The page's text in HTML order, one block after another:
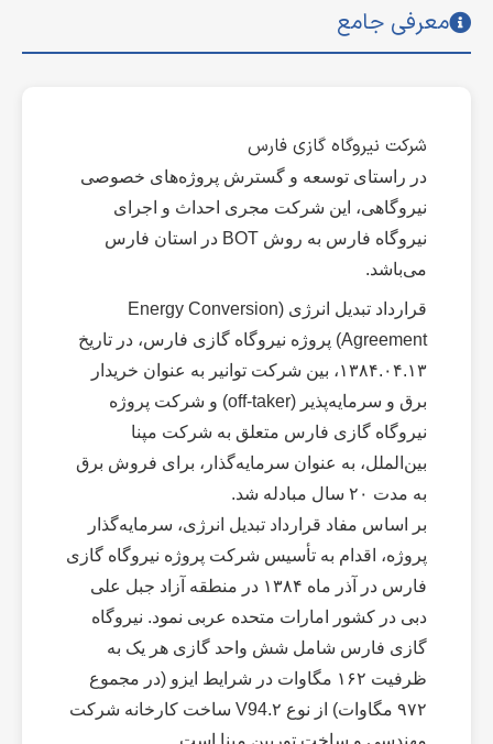
معرفی جامع
شرکت نیروگاه گازی فارس
در راستای توسعه و گسترش پروژه‌های خصوصی
نیروگاهی، این شرکت مجری احداث و اجرای
نیروگاه فارس به روش BOT در استان فارس
می‌باشد.
قرارداد تبدیل انرژی (Energy Conversion
Agreement) پروژه نیروگاه گازی فارس، در تاریخ
۱۳۸۴.۰۴.۱۳، بین شرکت توانیر به عنوان خریدار
برق و سرمایه‌پذیر (off-taker) و شرکت پروژه
نیروگاه گازی فارس متعلق به شرکت مپنا
بین‌الملل، به عنوان سرمایه‌گذار، برای فروش برق
به مدت ۲۰ سال مبادله شد.
بر اساس مفاد قرارداد تبدیل انرژی، سرمایه‌گذار
پروژه، اقدام به تأسیس شرکت پروژه نیروگاه گازی
فارس در آذر ماه ۱۳۸۴ در منطقه آزاد جبل علی
دبی در کشور امارات متحده عربی نمود. نیروگاه
گازی فارس شامل شش واحد گازی هر یک به
ظرفیت ۱۶۲ مگاوات در شرایط ایزو (در مجموع
۹۷۲ مگاوات) از نوع V94.۲ ساخت کارخانه شرکت
مهندسی و ساخت توربین مپنا است.